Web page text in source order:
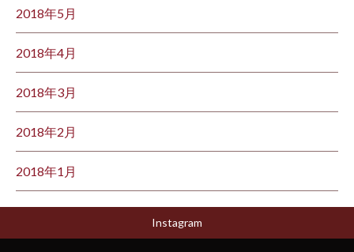
2018年5月
2018年4月
2018年3月
2018年2月
2018年1月
Instagram